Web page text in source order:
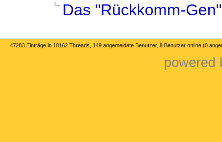
Das "Rückkomm-Gen"
47283 Einträge in 10162 Threads, 149 angemeldete Benutzer, 8 Benutzer online (0
powered